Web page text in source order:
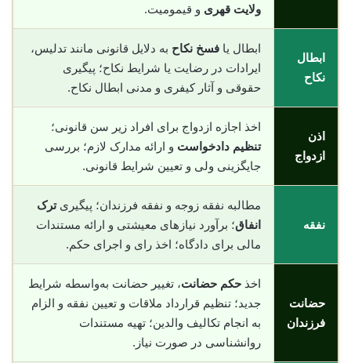
ولایت قهری و قیمومیت.
ابطال
نکاح
ابطال یا فسخ نکاح به دلایل قانونی مانند تدلیس،
ایرادات در رضایت یا شرایط نکاح؛ پیگیری
حقوقی و آثار کیفری و مدنی ابطال نکاح.
اذن
ازدواج
اخذ اجازه ازدواج برای افراد زیر سن قانونی؛
تنظیم دادخواست و ارائه مدارک لازم؛ بررسی
جایگزینی ولی و تعیین شرایط قانونی.
نفقه
مطالبه نفقه زوجه و نفقه فرزندان؛ پیگیریترک
انفاق؛ برآورد نیازهای معیشتی و ارائه مستندات
مالی برای دادگاه؛ اخذ رای و اجرای حکم.
حضانت
فرزندان
اخذ حکم حضانت، تغییر حضانت به‌واسطه شرایط
جدید؛ تنظیم قرارداد ملاقات و تعیین نفقه و الزام
به انجام تکالیف والدین؛ تهیه مستندات
روانشناسی در صورت نیاز.